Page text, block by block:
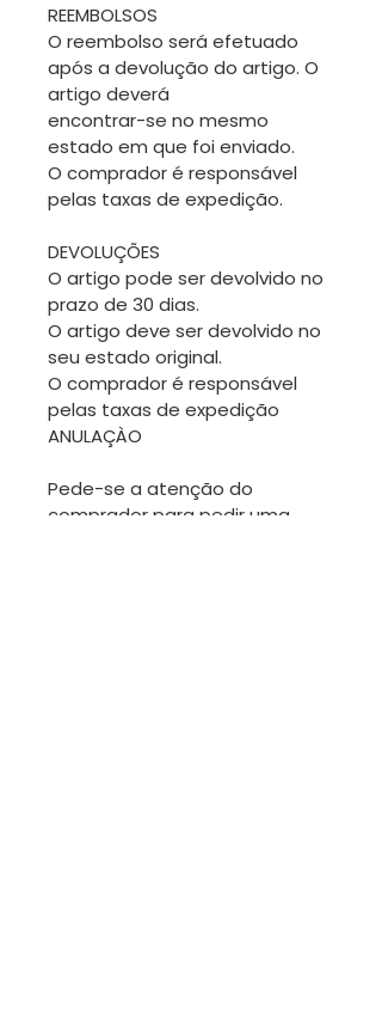
REEMBOLSOS
O reembolso será efetuado
após a devolução do artigo. O
artigo deverá
encontrar-se no mesmo
estado em que foi enviado.
O comprador é responsável
pelas taxas de expedição.
DEVOLUÇÕES
O artigo pode ser devolvido no
prazo de 30 dias.
O artigo deve ser devolvido no
seu estado original.
O comprador é responsável
pelas taxas de expedição
ANULAÇÀO
Pede-se a atenção do
comprador para pedir uma